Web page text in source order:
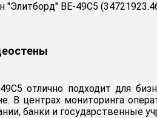
BE-49C5
отлично подходит для
В центрах мониторинга
банки и государственные